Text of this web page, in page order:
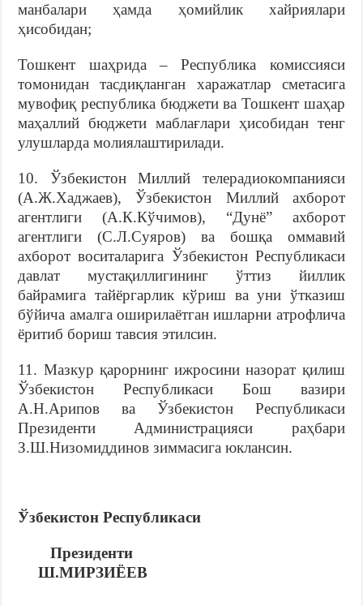
манбалари ҳамда ҳомийлик хайриялари
ҳисобидан;
Тошкент шаҳрида – Республика комиссияси
томонидан тасдиқланган харажатлар сметасига
мувофиқ республика бюджети ва Тошкент шаҳар
маҳаллий бюджети маблағлари ҳисобидан тенг
улушларда молиялаштирилади.
10. Ўзбекистон Миллий телерадиокомпанияси
(А.Ж.Хаджаев), Ўзбекистон Миллий ахборот
агентлиги (А.К.Кўчимов), “Дунё” ахборот
агентлиги (С.Л.Суяров) ва бошқа оммавий
ахборот воситаларига Ўзбекистон Республикаси
давлат мустақиллигининг ўттиз йиллик
байрамига тайёргарлик кўриш ва уни ўтказиш
бўйича амалга оширилаётган ишларни атрофлича
ёритиб бориш тавсия этилсин.
11. Мазкур қарорнинг ижросини назорат қилиш
Ўзбекистон Республикаси Бош вазири
А.Н.Арипов ва Ўзбекистон Республикаси
Президенти Администрацияси раҳбари
З.Ш.Низомиддинов зиммасига юклансин.
Ўзбекистон Республикаси
Президенти
Ш.МИРЗИЁЕВ